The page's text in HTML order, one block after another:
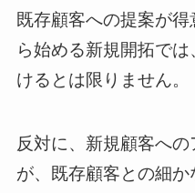
既存顧客への提案が
ら始める新規開拓で
けるとは限りません。
反対に、新規顧客へ
が、既存顧客との細